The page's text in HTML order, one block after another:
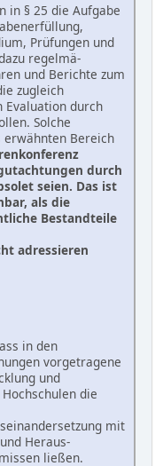
in § 25 die Aufgabe
Prüfungen und
regelmä-
und Berichte zum
zugleich
Evaluation durch
Solche
Bereich
durch
seien. Das ist
als die
Bestandteile
adressieren
in den
vorgetragene
und
die
mit
Heraus-
ließen.